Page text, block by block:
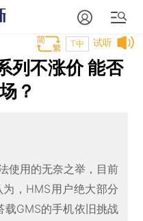
试听
T中
列不涨价 能否
？
使用的无奈之举，目前
，HMS用户绝大部分
GMS的手机依旧挑战